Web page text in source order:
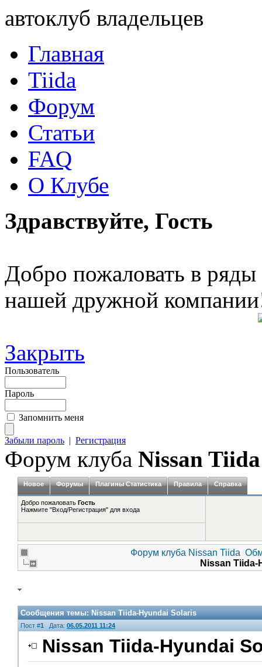
автоклуб владельцев
Главная
Tiida
Форум
Статьи
FAQ
О Клубе
Здравствуйте, Гость
Добро пожаловать в ряды
нашей дружной
Закрыть
Пользователь
Пароль
Запомнить меня
Забыли пароль | Регистрация
Форум клуба Nissan Tiida
Новое Форумы Плагины Статистика Правила Справка
Добро пожаловать Гость
Нажмите "Вход/Регистрация" для входа
Форум клуба Nissan Tiida
Nissan
Сообщения темы:Nissan Tiida-Hyundai Solaris
Пост #1 Дата: 06.05.2011 11:24
Nissan Tiida-Hyundai